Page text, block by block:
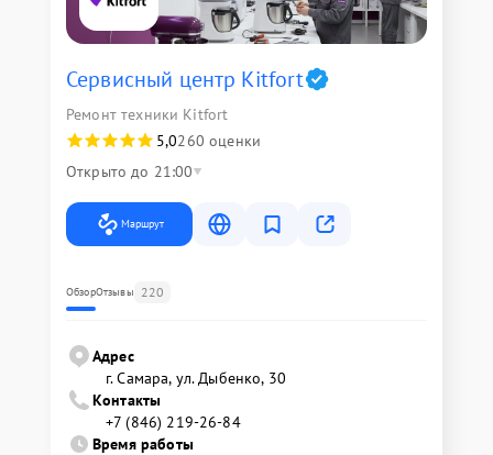
Сервисный центр Kitfort
Ремонт техники Kitfort
5,0260 оценки
Открыто до 21:00
Маршрут
ОбзорОтзывы 220
Адрес
г. Самара, ул. Дыбенко, 30
Контакты
+7 (846) 219-26-84
Время работы